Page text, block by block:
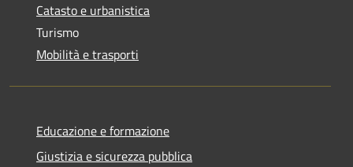
Catasto e urbanistica
Turismo
Mobilità e trasporti
Educazione e formazione
Giustizia e sicurezza pubblica